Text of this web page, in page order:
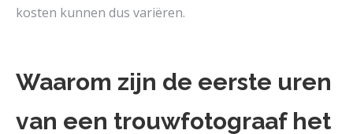
kosten kunnen dus variëren.
Waarom zijn de eerste uren
van een trouwfotograaf het